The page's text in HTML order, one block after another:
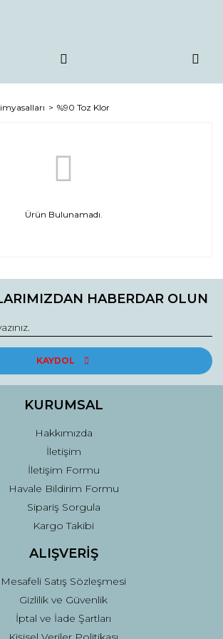
%90 Toz Klor
Ürün Bulunamadı.
HABERDAR OLUN
KAYDOL
KURUMSAL
Hakkımızda
İletişim
İletişim Formu
Havale Bildirim Formu
Sipariş Sorgula
Kargo Takibi
ALIŞVERİŞ
Mesafeli Satış Sözleşmesi
Gizlilik ve Güvenlik
İptal ve İade Şartları